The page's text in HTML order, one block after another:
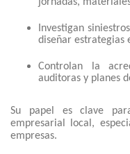
jornadas,
Investigan
diseñar estrategias
Controlan la
auditoras y planes
Su papel es clave
empresarial local,
empresas.